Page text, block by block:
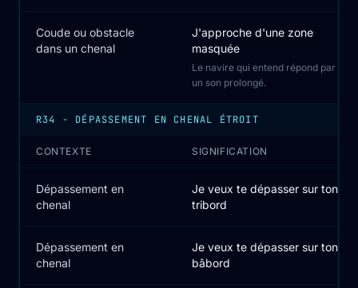
Coude ou obstacle
dans un chenal
J'approche d'une zone
masquée
Le navire qui entend répond par
un son prolongé.
R34 - DÉPASSEMENT EN CHENAL ÉTROIT
CONTEXTE SIGNIFICATION
Dépassement en
chenal
Je veux te dépasser sur ton
tribord
Dépassement en
chenal
Je veux te dépasser sur ton
bâbord